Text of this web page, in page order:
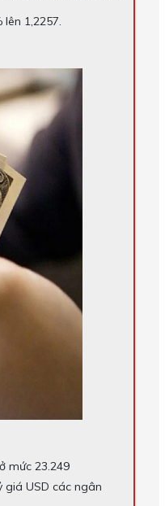
1,2257.
mức 23.249
giá USD các ngân